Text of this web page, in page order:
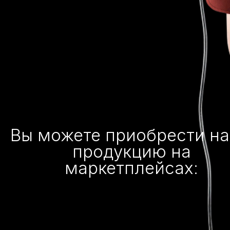
Вы можете приобрести
продукцию на
маркетплейсах: